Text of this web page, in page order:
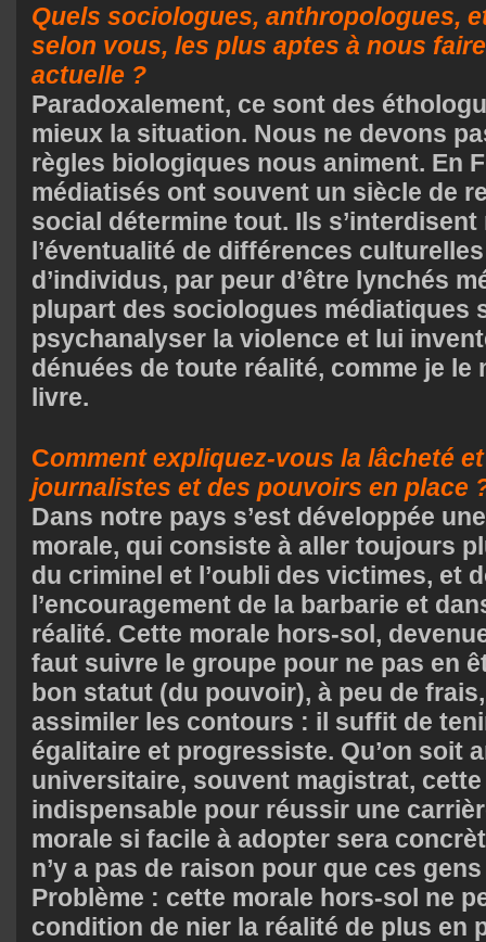
Quels sociologues, anthropologues,
selon vous, les plus aptes à nous
actuelle ?
Paradoxalement, ce sont des
mieux la situation. Nous ne devons
règles biologiques nous animent. En
médiatisés ont souvent un siècle de
social détermine tout. Ils
l’éventualité de différences
d’individus, par peur d’être lynchés
plupart des sociologues médiatiques
psychanalyser la violence et lui
dénuées de toute réalité, comme je le
livre.
Comment expliquez-vous la lâcheté
journalistes et des pouvoirs en place
Dans notre pays s’est développée
morale, qui consiste à aller toujours
du criminel et l’oubli des victimes, et
l’encouragement de la barbarie et
réalité. Cette morale hors-sol,
faut suivre le groupe pour ne pas en
bon statut (du pouvoir), à peu de
assimiler les contours : il suffit de
égalitaire et progressiste. Qu’on soit
universitaire, souvent magistrat,
indispensable pour réussir une
morale si facile à adopter sera
n’y a pas de raison pour que ces
Problème : cette morale hors-sol ne
condition de nier la réalité de plus en